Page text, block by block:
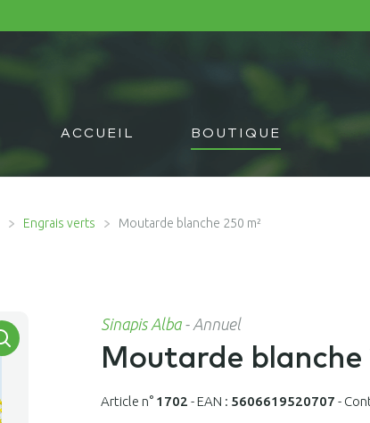
ACCUEIL BOUTIQUE
Engrais verts Moutarde blanche 250 m²
Sinapis Alba- Annuel
Moutarde blanche
Article n° 1702 -EAN : 5606619520707 -